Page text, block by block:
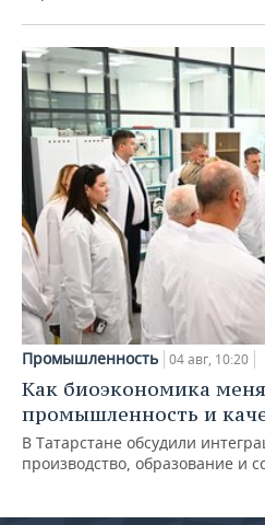
Промышленность 04 авг, 10:20
Как биоэкономика
промышленность и
В Татарстане обсудили
производство, образование и